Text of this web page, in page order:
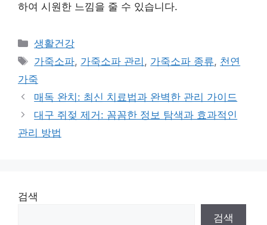
하여 시원한 느낌을 줄 수 있습니다.
Categories
생활건강
Tags
가죽소파, 가죽소파 관리 , 가죽소파 종류, 천연
가죽
매독 완치: 최신 치료법과 완벽한 관리 가이드
대구 쥐젖 제거: 꼼꼼한 정보 탐색과 효과적인
관리 방법
검색
검색